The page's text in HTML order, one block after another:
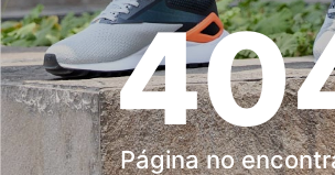
Accesorios
🏃‍♀️🏃‍♂️ Zona del Hincha
👀 Lo NuevoPágina no